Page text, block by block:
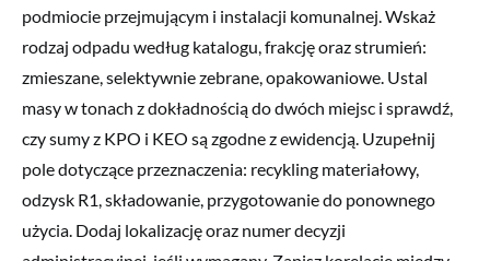
podmiocie przejmującym i instalacji komunalnej. Wskaż
rodzaj odpadu według katalogu, frakcję oraz strumień:
zmieszane, selektywnie zebrane, opakowaniowe. Ustal
masy w tonach z dokładnością do dwóch miejsc i sprawdź,
czy sumy z KPO i KEO są zgodne z ewidencją. Uzupełnij
pole dotyczące przeznaczenia: recykling materiałowy,
odzysk R1, składowanie, przygotowanie do ponownego
użycia. Dodaj lokalizację oraz numer decyzji